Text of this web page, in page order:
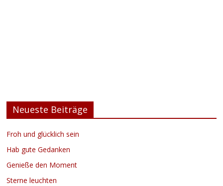
Neueste Beiträge
Froh und glücklich sein
Hab gute Gedanken
Genieße den Moment
Sterne leuchten